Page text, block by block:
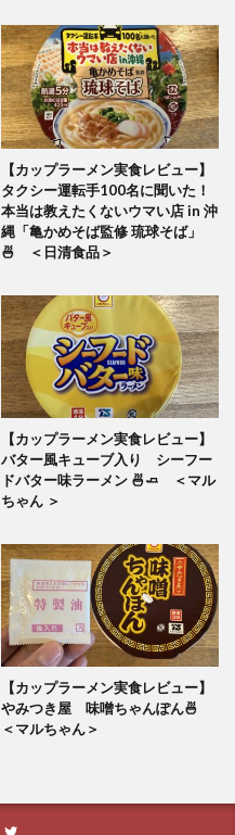
【カップラーメン実食レビュー】
タクシー運転手100名に聞いた！
本当は教えたくないウマい店 in 沖
縄「亀かめそば監修 琉球そば」
🍜 ＜日清食品＞
【カップラーメン実食レビュー】
バター風キューブ入り シーフー
ドバター味ラーメン 🍜🧈 ＜マル
ちゃん ＞
【カップラーメン実食レビュー】
やみつき屋 味噌ちゃんぽん🍜
＜マルちゃん＞